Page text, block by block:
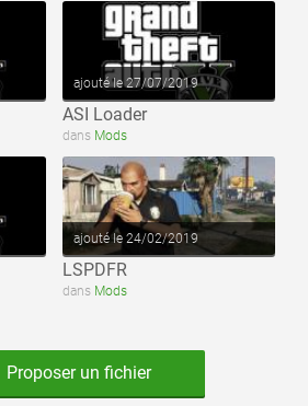
ajouté le 27/07/2019
ASI Loader
dans Mods
voir ce fichier
ajouté le 24/02/2019
LSPDFR
dans Mods
Proposer un fichier